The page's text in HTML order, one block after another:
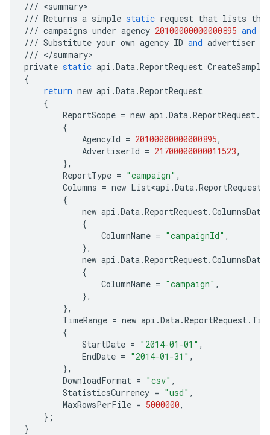
/// <summary
/// Returns a simple static request that lists the
/// campaigns under agency 20100000000000895 and
/// Substitute your own agency ID and advertiser
/// </summary
private static api .Data.ReportRequest
{
return new api .Data.ReportRequest
{
ReportScope = new api .Data.ReportRequest.
{
AgencyId = 20100000000000895,
AdvertiserId = 21700000000011523,
},
ReportType = "campaign" ,
Columns = new List<api .Data.ReportRequest
{
new api .Data.ReportRequest.ColumnsData
{
ColumnName = "campaignId" ,
},
new api .Data.ReportRequest.ColumnsData
{
ColumnName = "campaign" ,
},
},
TimeRange = new api .Data.ReportRequest.
{
StartDate = "2014-01-01" ,
EndDate = "2014-01-31" ,
},
DownloadFormat = "csv" ,
StatisticsCurrency = "usd" ,
MaxRowsPerFile = 5000000,
};
}